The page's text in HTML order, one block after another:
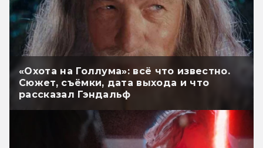
«Охота на Голлума»: всё что известно.
Сюжет, съёмки, дата выхода и что
рассказал Гэндальф